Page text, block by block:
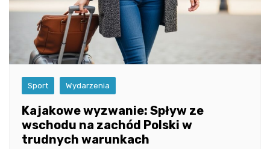
Sport Wydarzenia
Kajakowe wyzwanie: Spływ ze
wschodu na zachód Polski w
trudnych warunkach